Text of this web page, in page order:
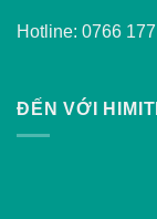
Hotline: 0766
ĐẾN VỚI